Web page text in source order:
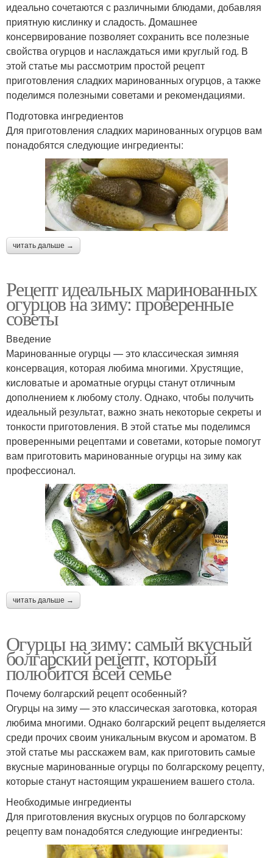
идеально сочетаются с различными блюдами, добавляя
приятную кислинку и сладость. Домашнее
консервирование позволяет сохранить все полезные
свойства огурцов и наслаждаться ими круглый год. В
этой статье мы рассмотрим простой рецепт
приготовления сладких маринованных огурцов, а также
поделимся полезными советами и рекомендациями.
Подготовка ингредиентов
Для приготовления сладких маринованных огурцов вам
понадобятся следующие ингредиенты:
читать дальше →
Рецепт идеальных маринованных
огурцов на зиму: проверенные
советы
Введение
Маринованные огурцы — это классическая зимняя
консервация, которая любима многими. Хрустящие,
кисловатые и ароматные огурцы станут отличным
дополнением к любому столу. Однако, чтобы получить
идеальный результат, важно знать некоторые секреты и
тонкости приготовления. В этой статье мы поделимся
проверенными рецептами и советами, которые помогут
вам приготовить маринованные огурцы на зиму как
профессионал.
читать дальше →
Огурцы на зиму: самый вкусный
болгарский рецепт, который
полюбится всей семье
Почему болгарский рецепт особенный?
Огурцы на зиму — это классическая заготовка, которая
любима многими. Однако болгарский рецепт выделяется
среди прочих своим уникальным вкусом и ароматом. В
этой статье мы расскажем вам, как приготовить самые
вкусные маринованные огурцы по болгарскому рецепту,
которые станут настоящим украшением вашего стола.
Необходимые ингредиенты
Для приготовления вкусных огурцов по болгарскому
рецепту вам понадобятся следующие ингредиенты: